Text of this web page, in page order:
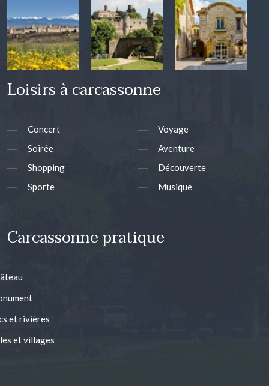
Loisirs à carcassonne
Concert
Soirée
Shopping
Sporte
Voyage
Aventure
Découverte
Musique
Carcassonne pratique
et rivières
et villages